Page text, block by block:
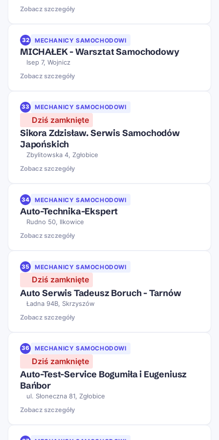
Zobacz szczegóły
32 MECHANICY SAMOCHODOWI
MICHAŁEK - Warsztat Samochodowy
Isep 7, Wojnicz
Zobacz szczegóły
33 MECHANICY SAMOCHODOWI
Dziś zamknięte
Sikora Zdzisław. Serwis Samochodów
Japońskich
Zbylitowska 4, Zgłobice
Zobacz szczegóły
34 MECHANICY SAMOCHODOWI
Auto-Technika-Ekspert
Rudno 50, Ilkowice
Zobacz szczegóły
35 MECHANICY SAMOCHODOWI
Dziś zamknięte
Auto Serwis Tadeusz Boruch - Tarnów
Ładna 94B, Skrzyszów
Zobacz szczegóły
36 MECHANICY SAMOCHODOWI
Dziś zamknięte
Auto-Test-Service Bogumiła i Eugeniusz
Bańbor
ul. Słoneczna 81, Zgłobice
Zobacz szczegóły